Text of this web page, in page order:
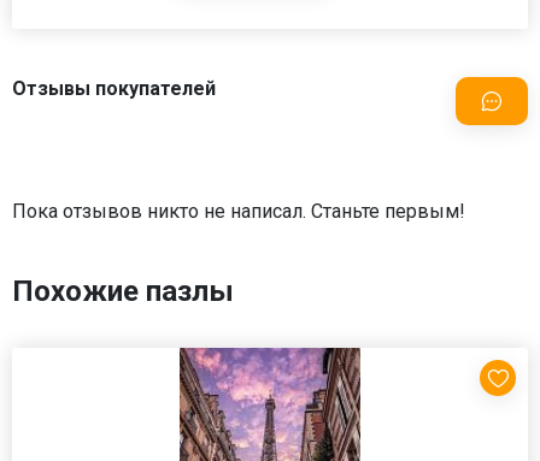
Отзывы покупателей
Пока отзывов никто не написал. Станьте первым!
Похожие пазлы